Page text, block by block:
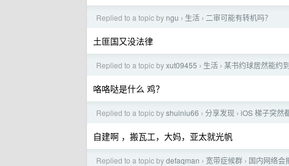
Replied to a topic by ngu › 生活 › 二审可能有转机吗？
土匪国又没法律
Replied to a topic byxut09455 › 生活 › 某书约球居然能约
咯咯哒是什么 鸡？
Replied to a topic byshuiniu66 › 分享发现 › iOS 梯子突然
自建啊 ，搬瓦工，大妈，亚太就光帆
Replied to a topic bydefaqman › 宽带症候群 › 国内网络会